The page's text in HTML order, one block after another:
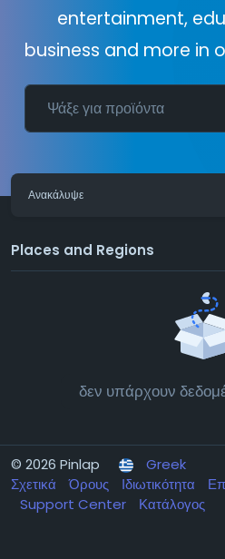
entertainment,
business and more in
Ανακάλυψε
Places and Regions
δεν υπάρχουν
© 2026 Pinlap
Greek
Σχετικά
Όρους Ιδιωτικότητα
Support Center
Κατάλογος